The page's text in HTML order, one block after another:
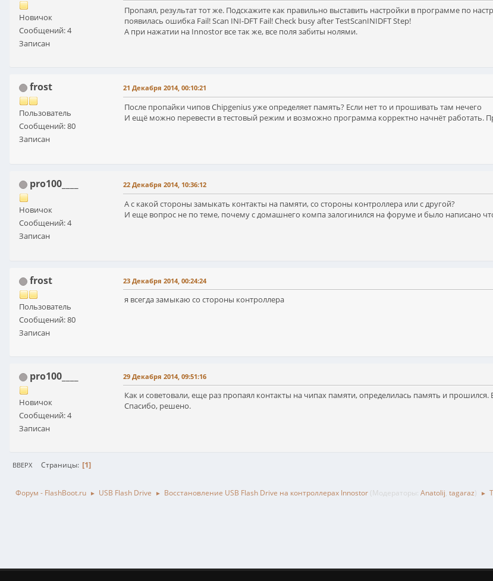
Новичок
Сообщений: 4
Записан
Пропаял, результат тот же. Подскажите как правильно выставить настройки в программе по
появилась ошибка Fail! Scan INI-DFT Fail! Check busy after TestScanINIDFT Step!
А при нажатии на Innostor все так же, все поля забиты нолями.
frost
Пользователь
Сообщений: 80
Записан
21 Декабря 2014, 00:10:21
После пропайки чипов Chipgenius уже определяет память? Если нет то и прошивать там нечего
И ещё можно перевести в тестовый режим и возможно программа корректно начнёт работать.
pro100____
Новичок
Сообщений: 4
Записан
22 Декабря 2014, 10:36:12
А с какой стороны замыкать контакты на памяти, со стороны контроллера или с другой?
И еще вопрос не по теме, почему с домашнего компа залогинился на форуме и было написано
frost
Пользователь
Сообщений: 80
Записан
23 Декабря 2014, 00:24:24
я всегда замыкаю со стороны контроллера
pro100____
Новичок
Сообщений: 4
Записан
29 Декабря 2014, 09:51:16
Как и советовали, еще раз пропаял контакты на чипах памяти, определилась память и прошился.
Спасибо, решено.
ВВЕРХ Страницы 1
Форум - FlashBoot.ru ► USB Flash Drive ► Восстановление USB Flash Drive на контроллерах Innostor (Модераторы: Anatolij, tagaraz) ►